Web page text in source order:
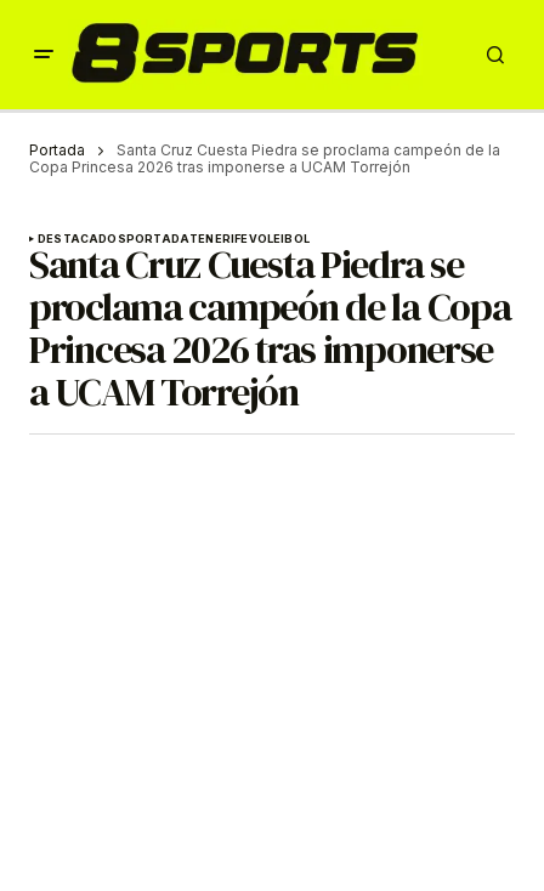
Portada
Santa Cruz Cuesta Piedra se proclama campeón de la
Copa Princesa 2026 tras imponerse a UCAM Torrejón
DESTACADOSPORTADATENERIFEVOLEIBOL
Santa Cruz Cuesta Piedra se
proclama campeón de la Copa
Princesa 2026 tras imponerse
a UCAM Torrejón